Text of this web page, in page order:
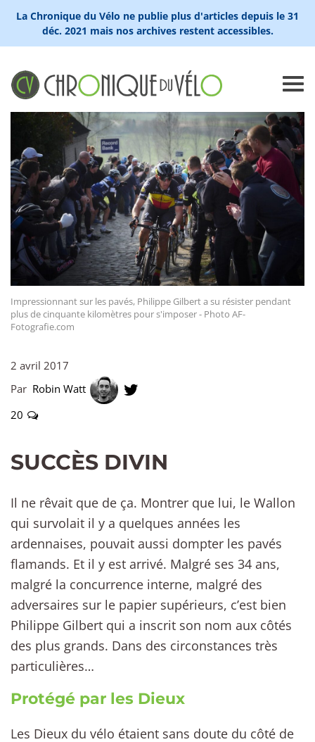
La Chronique du Vélo ne publie plus d'articles depuis le 31
déc. 2021 mais nos archives restent accessibles.
Impressionnant sur les pavés, Philippe Gilbert a su résister pendant
plus de cinquante kilomètres pour s'imposer - Photo AF-
Fotografie.com
2 avril 2017
Par Robin Watt
20
SUCCÈS DIVIN
Il ne rêvait que de ça. Montrer que lui, le Wallon
qui survolait il y a quelques années les
ardennaises, pouvait aussi dompter les pavés
flamands. Et il y est arrivé. Malgré ses 34 ans,
malgré la concurrence interne, malgré des
adversaires sur le papier supérieurs, c’est bien
Philippe Gilbert qui a inscrit son nom aux côtés
des plus grands. Dans des circonstances très
particulières…
Protégé par les Dieux
Les Dieux du vélo étaient sans doute du côté de